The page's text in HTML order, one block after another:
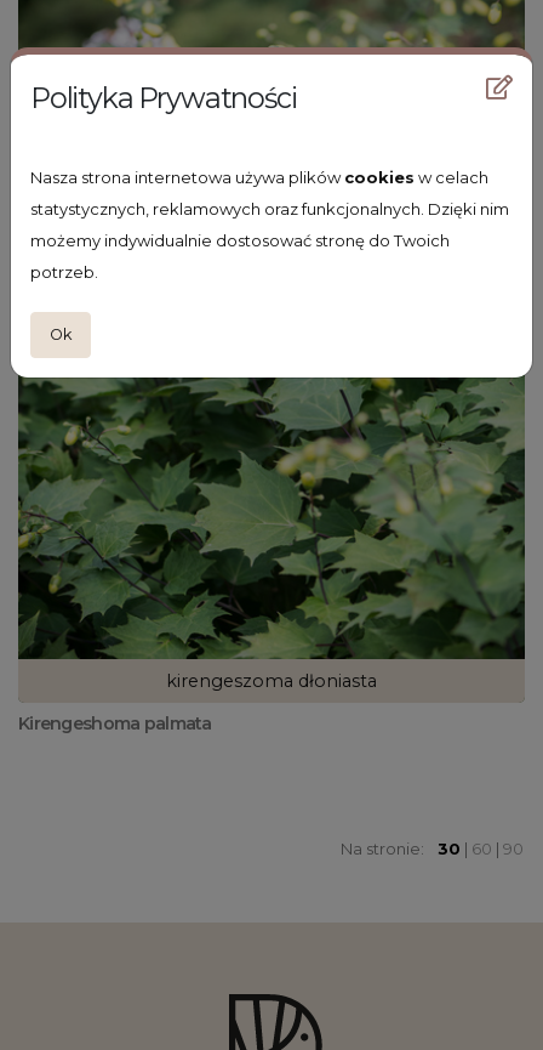
Polityka Prywatności
Nasza strona internetowa używa plikówcookies w celach
statystycznych, reklamowych oraz funkcjonalnych. Dzięki nim
możemy indywidualnie dostosować stronę do Twoich
potrzeb.
Ok
kirengeszoma dłoniasta
Kirengeshoma palmata
Na stronie: 30 | 60 | 90